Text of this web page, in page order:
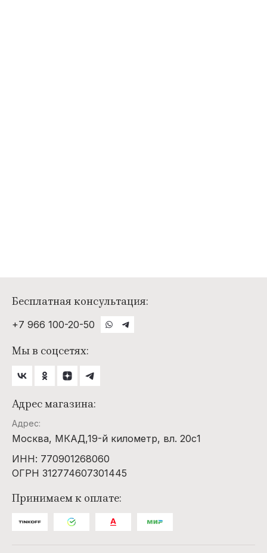
Бесплатная консультация:
+7 966 100-20-50
Мы в соцсетях:
Адрес магазина:
Адрес:
Москва, МКАД,19-й километр, вл. 20с1
ИНН: 770901268060
ОГРН 312774607301445
Принимаем к оплате: